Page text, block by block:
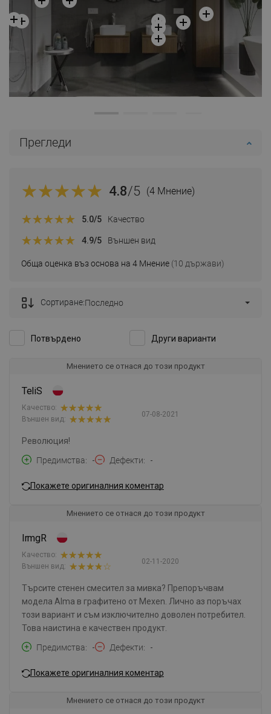
Прегледи
4.8/5 (4 Мнение)
Обща оценка въз основа на 4 Мнение (10 държави)
5.0/5 Качество
4.9/5 Външен вид
Потвърдено Други варианти
Сортиране:Последно
Мнението се отнася до този продукт
TeliS
07-08-2021
Качество:
Външен вид:
Революция!
Предимства
- Дефекти -
Покажете оригиналния коментар
Мнението се отнася до този продукт
IrmgR
02-11-2020
Качество:
Външен вид:
Търсите стенен смесител за мивка? Препоръчвам
модела Alma в графитено от Mexen. Лично аз поръчах
този вариант и съм изключително доволен потребител.
Това наистина е качествен продукт.
Предимства
- Дефекти -
Покажете оригиналния коментар
Мнението се отнася до този продукт